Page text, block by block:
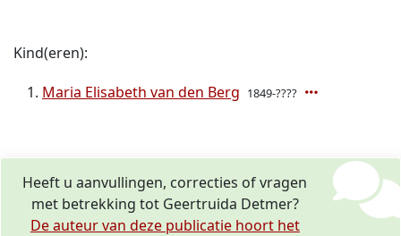
Kind(eren):
Maria Elisabeth van den Berg 1849-????
Heeft u aanvullingen, correcties of vragen
met betrekking tot Geertruida Detmer?
De auteur van deze publicatie hoort het